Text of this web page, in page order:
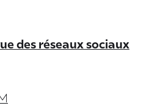
des réseaux sociaux